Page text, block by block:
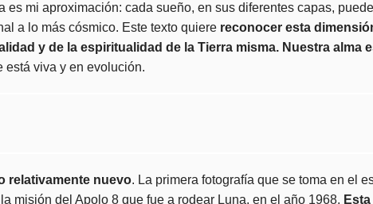
es mi aproximación: cada sueño, en sus diferentes capas,
a lo más cósmico. Este texto quiere reconocer esta
y de la espiritualidad de la Tierra misma. Nuestra alma
está viva y en evolución.
relativamente nuevo. La primera fotografía que se toma en el
misión del Apolo 8 que fue a rodear Luna, en el año 1968.